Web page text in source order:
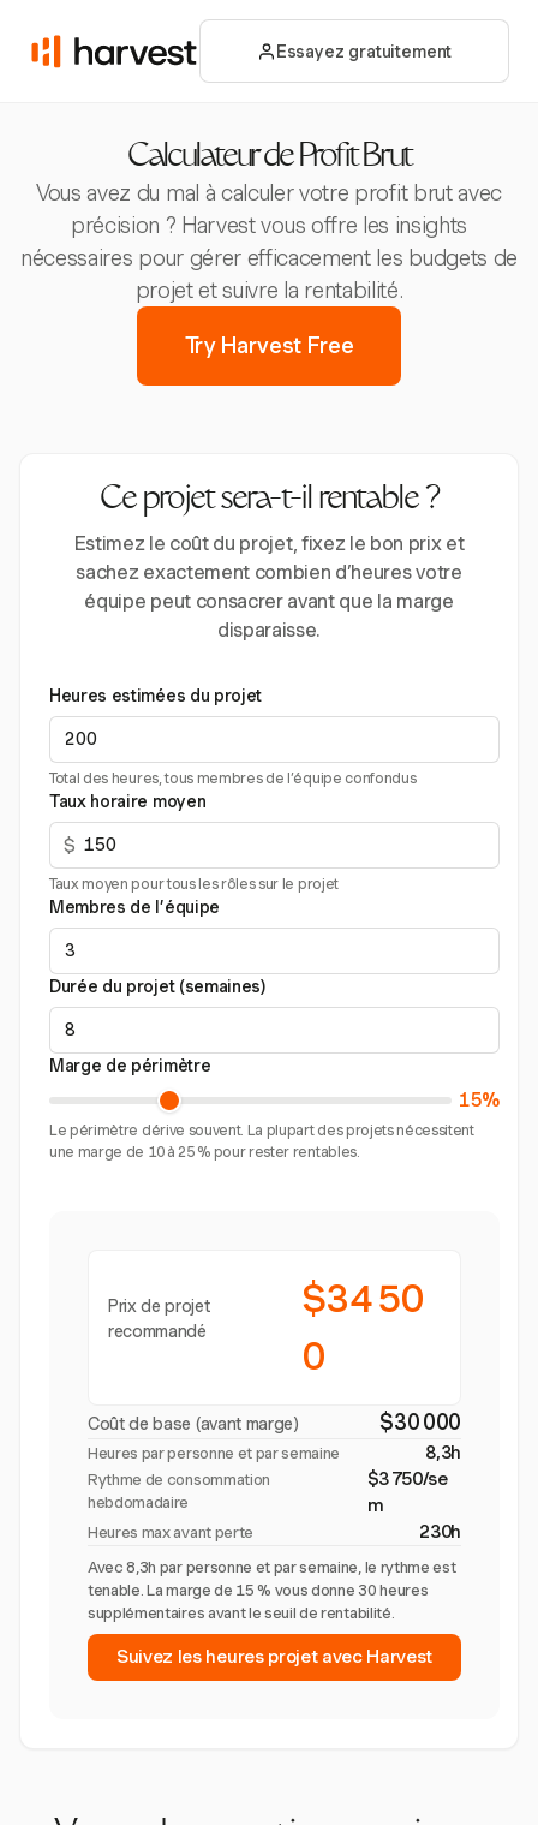
Essayez gratuitement
Calculateur de Profit Brut
Vous avez du mal à calculer votre profit brut avec
précision ? Harvest vous offre les insights
nécessaires pour gérer efficacement les budgets de
projet et suivre la rentabilité.
Try Harvest Free
Ce projet sera-t-il rentable ?
Estimez le coût du projet, fixez le bon prix et
sachez exactement combien d’heures votre
équipe peut consacrer avant que la marge
disparaisse.
Heures estimées du projet
Total des heures, tous membres de l’équipe confondus
Taux horaire moyen
$
Taux moyen pour tous les rôles sur le projet
Membres de l’équipe
Durée du projet (semaines)
Marge de périmètre
15%
Le périmètre dérive souvent. La plupart des projets nécessitent
une marge de 10 à 25 % pour rester rentables.
Prix de projet
recommandé
$34 50
0
Coût de base (avant marge) $30 000
Heures par personne et par semaine 8,3h
Rythme de consommation
hebdomadaire
$3 750/se
m
Heures max avant perte 230h
Avec 8,3h par personne et par semaine, le rythme est
tenable. La marge de 15 % vous donne 30 heures
supplémentaires avant le seuil de rentabilité.
Suivez les heures projet avec Harvest